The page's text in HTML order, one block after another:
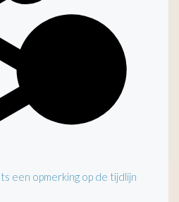
een opmerking op de tijdlijn